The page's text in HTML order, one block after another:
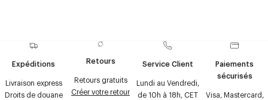
Expéditions
Livraison express
Droits de douane
Retours
Retours gratuits
Créer votre retour
Service Client
Lundi au Vendredi,
de 10h à 18h, CET
Paiements
sécurisés
Visa, Mastercard,